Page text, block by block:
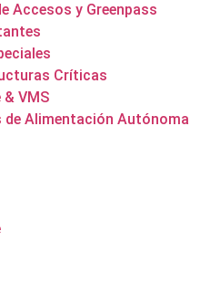
Accesos y Greenpass
Críticas
VMS
de Alimentación Autónoma